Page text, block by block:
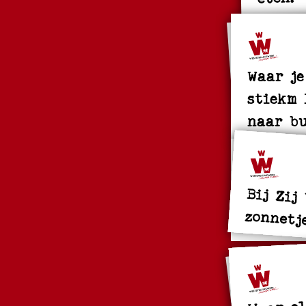
Waar
stiekm
naar
Bij Zij